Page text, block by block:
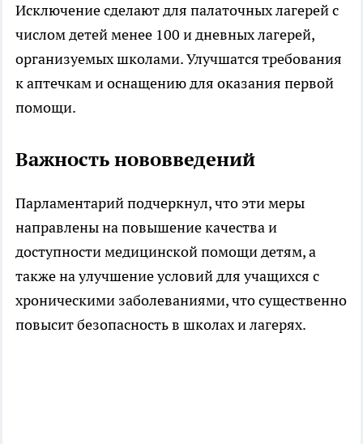
Исключение сделают для палаточных лагерей с
числом детей менее 100 и дневных лагерей,
организуемых школами. Улучшатся требования
к аптечкам и оснащению для оказания первой
помощи.
Важность нововведений
Парламентарий подчеркнул, что эти меры
направлены на повышение качества и
доступности медицинской помощи детям, а
также на улучшение условий для учащихся с
хроническими заболеваниями, что существенно
повысит безопасность в школах и лагерях.